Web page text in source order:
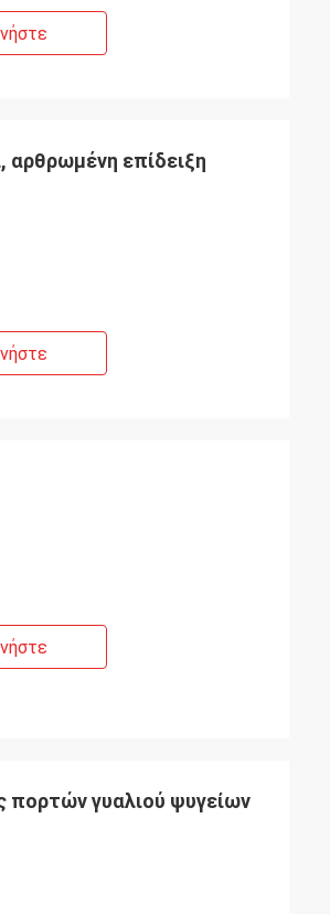
επίδειξη
πορτών γυαλιού ψυγείων